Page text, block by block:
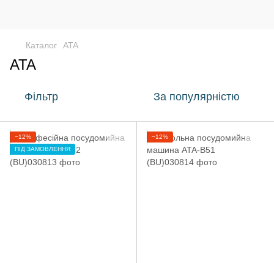
Каталог ATA
ATA
Фільтр За популярністю
−12%
ПІД ЗАМОВЛЕННЯ
−12%